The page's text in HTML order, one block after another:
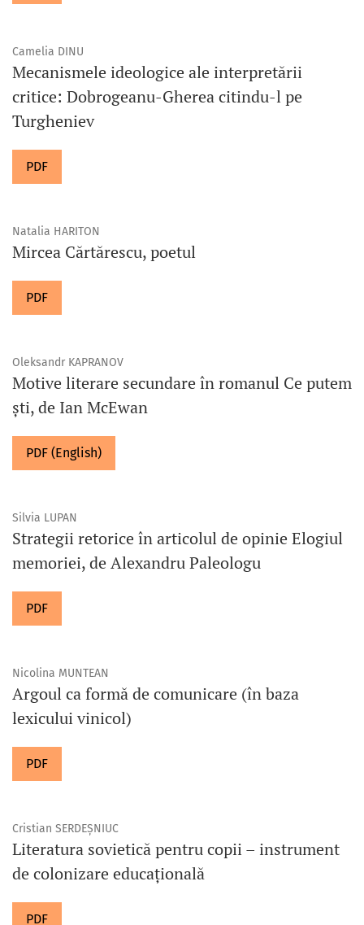
Camelia DINU
Mecanismele ideologice ale interpretării
critice: Dobrogeanu-Gherea citindu-l pe
Turgheniev
PDF
Natalia HARITON
Mircea Cărtărescu, poetul
PDF
Oleksandr KAPRANOV
Motive literare secundare în romanul Ce putem
ști, de Ian McEwan
PDF (English)
Silvia LUPAN
Strategii retorice în articolul de opinie Elogiul
memoriei, de Alexandru Paleologu
PDF
Nicolina MUNTEAN
Argoul ca formă de comunicare (în baza
lexicului vinicol)
PDF
Cristian SERDEȘNIUC
Literatura sovietică pentru copii – instrument
de colonizare educațională
PDF